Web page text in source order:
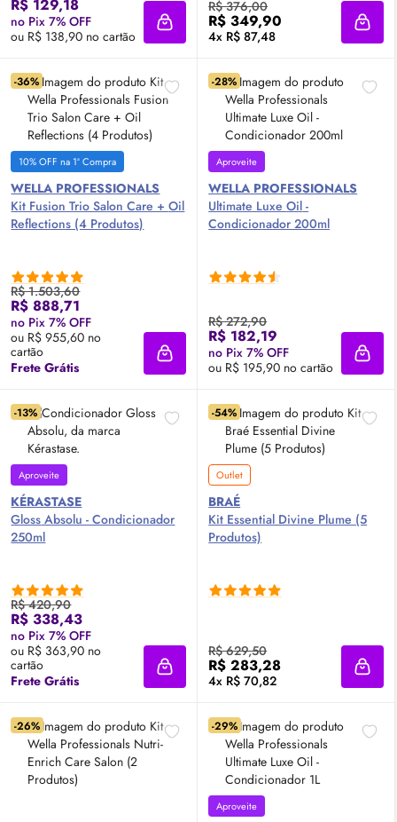
R$ 129,18
no Pix 7% OFF
ou R$ 138,90 no cartão
Adicionar à sacola
R$ 376,00
R$ 349,90
4x R$ 87,48
-36%
10% OFF na 1ª Compra
WELLA PROFESSIONALS
Kit Fusion Trio Salon Care +Oil
Reflections (4 Produtos)
R$ 1.503,60
R$ 888,71
no Pix 7% OFF
ou R$ 955,60 no
cartão
Frete Grátis
Adicionar à sacola
-28%
Aproveite
WELLA PROFESSIONALS
Ultimate LuxeOil -
Condicionador 200ml
R$ 272,90
R$ 182,19
no Pix 7% OFF
ou R$ 195,90 no cartão
-13%
Aproveite
KÉRASTASE
Gloss Absolu - Condicionador
250ml
R$ 420,90
R$ 338,43
no Pix 7% OFF
ou R$ 363,90 no
cartão
Frete Grátis
Adicionar à sacola
-54%
Outlet
BRAÉ
Kit Essential Divine Plume (5
Produtos)
R$ 629,50
R$ 283,28
4x R$ 70,82
-26% -29%
Aproveite